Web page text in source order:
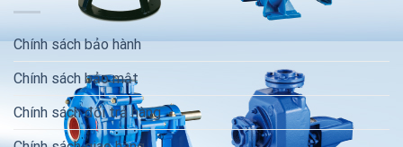
Chính sách bảo hành
Chính sách bảo mật
Chính sách đổi trả hàng